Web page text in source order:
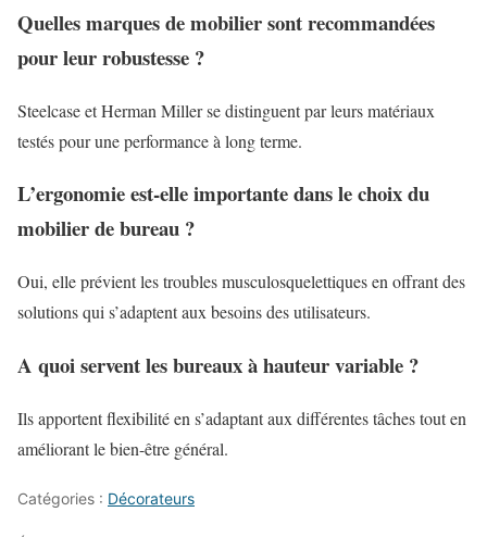
Quelles marques de mobilier sont recommandées
pour leur robustesse ?
Steelcase et Herman Miller se distinguent par leurs matériaux
testés pour une performance à long terme.
L’ergonomie est-elle importante dans le choix du
mobilier de bureau ?
Oui, elle prévient les troubles musculosquelettiques en offrant des
solutions qui s’adaptent aux besoins des utilisateurs.
A quoi servent les bureaux à hauteur variable ?
Ils apportent flexibilité en s’adaptant aux différentes tâches tout en
améliorant le bien-être général.
Catégories : Décorateurs